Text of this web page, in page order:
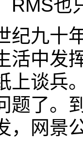
RMS也
纪九十
活中发
上谈兵
题了。
，网景